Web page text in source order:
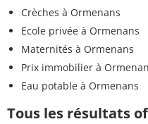
Crèches à Ormenans
Ecole privée à Ormenans
Maternités à Ormenans
Prix immobilier à
Eau potable à Ormenans
Tous les résultats